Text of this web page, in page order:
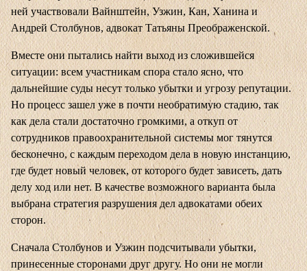
ней участвовали Вайнштейн, Узжин, Кан, Ханина и
Андрей Столбунов, адвокат Татьяны Преображенской.
Вместе они пытались найти выход из сложившейся
ситуации: всем участникам спора стало ясно, что
дальнейшие суды несут только убытки и угрозу репутации.
Но процесс зашел уже в почти необратимую стадию, так
как дела стали достаточно громкими, а откуп от
сотрудников правоохранительной системы мог тянутся
бесконечно, с каждым переходом дела в новую инстанцию,
где будет новый человек, от которого будет зависеть, дать
делу ход или нет. В качестве возможного варианта была
выбрана стратегия разрушения дел адвокатами обеих
сторон.
Сначала Столбунов и Узжин подсчитывали убытки,
принесенные сторонами друг другу. Но они не могли